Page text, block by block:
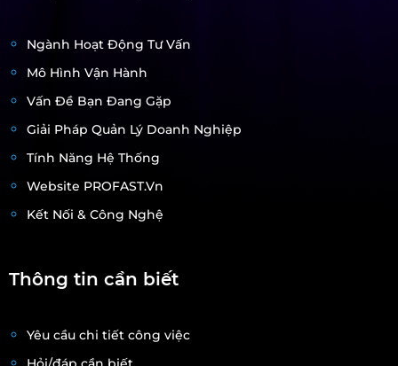
Ngành Hoạt Động Tư Vấn
Mô Hình Vận Hành
Vấn Đề Bạn Đang Gặp
Giải Pháp Quản Lý Doanh Nghiệp
Tính Năng Hệ Thống
Website PROFAST.vn
Kết Nối & Công Nghệ
Thông tin cần biết
Yêu cầu chi tiết công việc